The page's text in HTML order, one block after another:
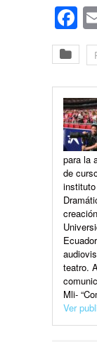
para la
de
teatro.
Mli-
Ver